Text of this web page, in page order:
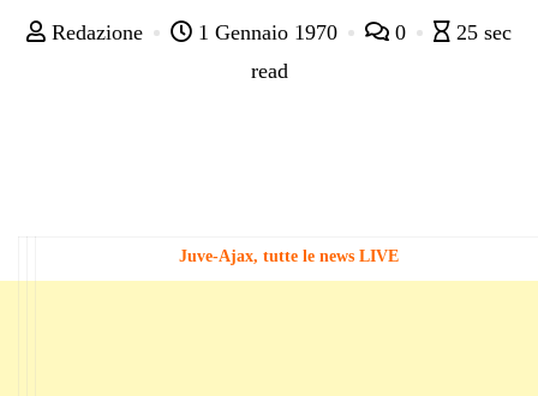
Redazione 1 Gennaio 1970 0
25 sec
read
Juve-Ajax, tutte le news LIVE